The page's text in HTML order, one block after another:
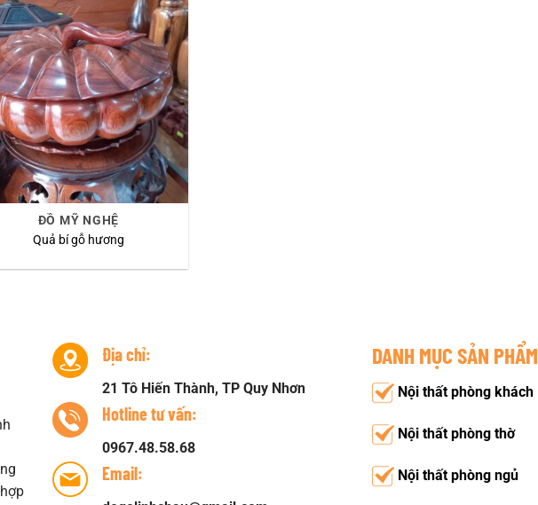
ĐỒ MỸ NGHỆ
Quả bí gỗ hương
Địa chỉ:
21 Tô Hiến Thành, TP Quy Nhơn
Hotline tư vấn:
0967.48.58.68
Email:
DANH MỤC SẢN PHẨM
Nội thất phòng khách
Nội thất phòng thờ
Nội thất phòng ngủ